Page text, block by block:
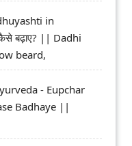
in
कैसे बढ़ाए? || Dadhi
beard,
- Eupchar
Badhaye ||